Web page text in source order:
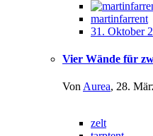
martinfarrent
31. Oktober
Vier Wände für
Von Aurea, 28.
zelt